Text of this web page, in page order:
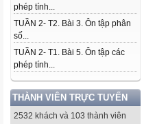
phép tính...
TUẦN 2- T2. Bài 3. Ôn tập phân
số...
TUẦN 2- T1. Bài 5. Ôn tập các
phép tính...
THÀNH VIÊN TRỰC TUYẾN
2532 khách và 103 thành viên